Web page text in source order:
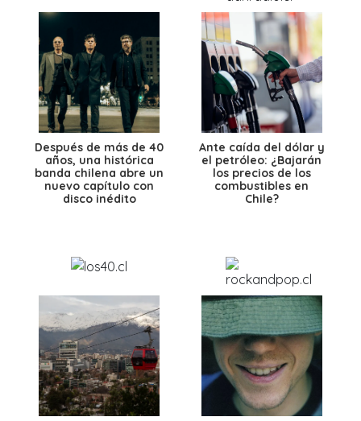
Después de más de 40
años, una histórica
banda chilena abre un
nuevo capítulo con
disco inédito
Ante caída del dólar y
el petróleo: ¿Bajarán
los precios de los
combustibles en
Chile?